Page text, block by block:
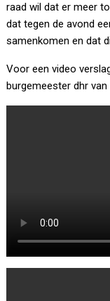
raad wil dat er meer
dat tegen de avond
samenkomen en dat
Voor een video
burgemeester dhr